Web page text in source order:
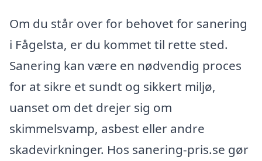
Om du står over for behovet for sanering
i Fågelsta, er du kommet til rette sted.
Sanering kan være en nødvendig proces
for at sikre et sundt og sikkert miljø,
uanset om det drejer sig om
skimmelsvamp, asbest eller andre
skadevirkninger. Hos sanering-pris.se gør